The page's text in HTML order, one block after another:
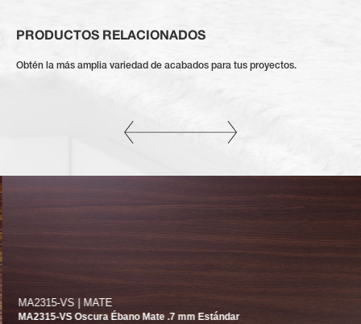
PRODUCTOS RELACIONADOS
Obtén la más amplia variedad de acabados para tus proyectos.
MA2315-VS | MATE
MA2315-VS Oscura Ébano Mate .7 mm Estándar